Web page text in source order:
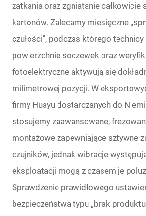
zatkania oraz zgniatanie całkowicie
kartonów. Zalecamy miesięczne
czułości”, podczas którego technicy
powierzchnie soczewek oraz
fotoelektryczne aktywują się
milimetrowej pozycji. W
firmy Huayu dostarczanych do
stosujemy zaawansowane,
montażowe zapewniające sztywne
czujników, jednak wibracje
eksploatacji mogą z czasem je
Sprawdzenie prawidłowego
bezpieczeństwa typu „brak